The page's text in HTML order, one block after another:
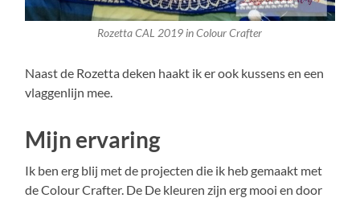
Rozetta CAL 2019 in Colour Crafter
Naast de Rozetta deken haakt ik er ook kussens en een
vlaggenlijn mee.
Mijn ervaring
Ik ben erg blij met de projecten die ik heb gemaakt met
de Colour Crafter. De De kleuren zijn erg mooi en door